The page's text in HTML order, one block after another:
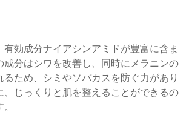
有効成分ナイアシンアミドが豊富に含ま
成分はシワを改善し、同時にメラニンの
ため、シミやソバカスを防ぐ力があり
、じっくりと肌を整えることができるの